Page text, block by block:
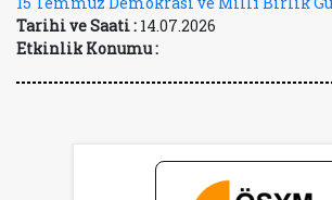
Tarihi ve Saati : 14.07.2026
Etkinlik Konumu :